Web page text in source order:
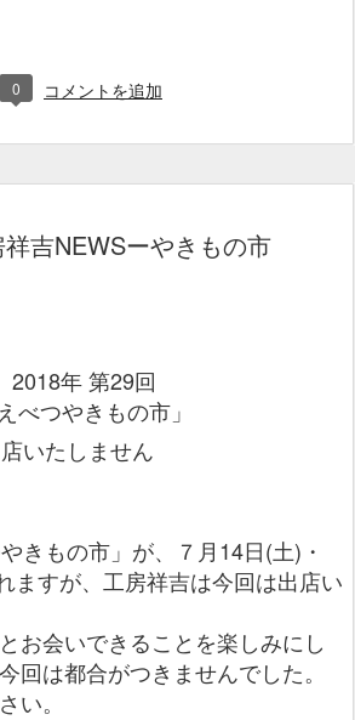
0 コメントを追加
吉NEWSーやきもの市
2018年 第29回
えべつやきもの市」
いたしません
きもの市」 が、７月14日(土)・
ますが、工房祥吉は今回は出店い
お会いできることを楽しみにし
回は都合がつきませんでした。
い。